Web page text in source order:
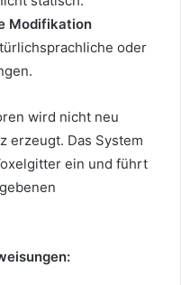
Modifikation
oder
wird nicht neu
erzeugt. Das System
ein und führt